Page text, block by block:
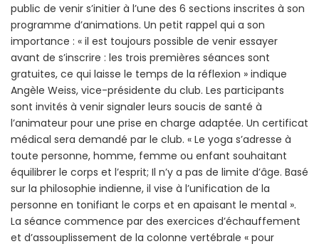
public de venir s’initier à l’une des 6 sections inscrites à son
programme d’animations. Un petit rappel qui a son
importance : « il est toujours possible de venir essayer
avant de s’inscrire : les trois premières séances sont
gratuites, ce qui laisse le temps de la réflexion » indique
Angèle Weiss, vice-présidente du club. Les participants
sont invités à venir signaler leurs soucis de santé à
l’animateur pour une prise en charge adaptée. Un certificat
médical sera demandé par le club. « Le yoga s’adresse à
toute personne, homme, femme ou enfant souhaitant
équilibrer le corps et l’esprit; Il n’y a pas de limite d’âge. Basé
sur la philosophie indienne, il vise à l’unification de la
personne en tonifiant le corps et en apaisant le mental ».
La séance commence par des exercices d’échauffement
et d’assouplissement de la colonne vertébrale « pour